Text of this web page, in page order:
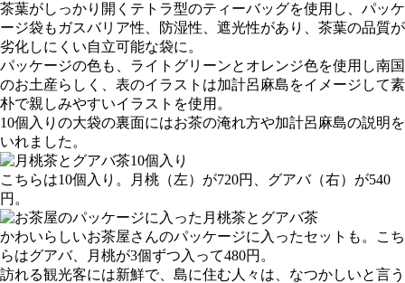
茶葉がしっかり開くテトラ型のティーバッグを使用し、パッケ
ージ袋もガスバリア性、防湿性、遮光性があり、茶葉の品質が
劣化しにくい自立可能な袋に。
パッケージの色も、ライトグリーンとオレンジ色を使用し南国
のお土産らしく、表のイラストは加計呂麻島をイメージして素
朴で親しみやすいイラストを使用。
10個入りの大袋の裏面にはお茶の淹れ方や加計呂麻島の説明を
いれました。
こちらは10個入り。月桃（左）が720円、グアバ（右）が540
円。
かわいらしいお茶屋さんのパッケージに入ったセットも。こち
らはグアバ、月桃が3個ずつ入って480円。
訪れる観光客には新鮮で、島に住む人々は、なつかしいと言う